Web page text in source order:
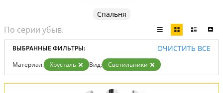
Спальня
ВЫБРАННЫЕ ФИЛЬТРЫ: ОЧИСТИТЬ ВСЕ
Материал: Хрусталь Вид: Светильники